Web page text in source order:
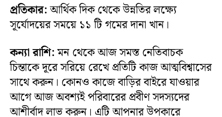
প্রতিকার:আর্থিক দিক থেকে উন্নতির লক্ষ্যে
সূর্যোদয়ের সময়ে ১১ টি গমের দানা খান।
কন্যা রাশি:মন থেকে আজ সমস্ত নেতিবাচক
চিন্তাকে দূরে সরিয়ে রেখে প্রতিটি কাজ আত্মবিশ্বাসের
সাথে করুন। কোনও কাজে বাড়ির বাইরে যাওয়ার
আগে আজ অবশ্যই পরিবারের প্রবীণ সদস্যদের
আশীর্বাদ লাভ করুন। এটি আপনার উপকারে